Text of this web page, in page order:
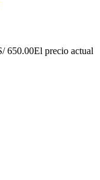
650.00El precio actual